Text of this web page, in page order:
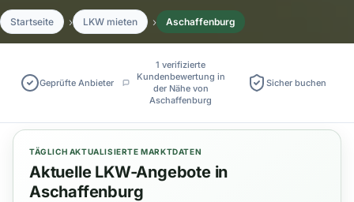
Startseite LKW mieten Aschaffenburg
Geprüfte Anbieter
1 verifizierte
Kundenbewertung in
der Nähe von
Aschaffenburg
Sicher buchen
TÄGLICH AKTUALISIERTE MARKTDATEN
Aktuelle LKW-Angebote in
Aschaffenburg